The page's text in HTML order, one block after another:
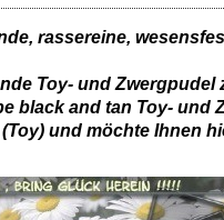
rassereine,
Toy- und Zwergpudel
black and tan Toy- und
und möchte Ihnen